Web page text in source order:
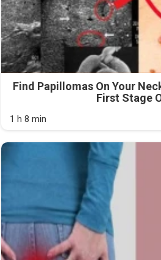
Find Papillomas On Your
First Stage
1 h 8 min